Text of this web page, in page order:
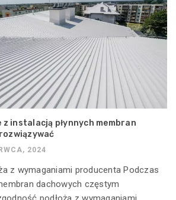
z instalacją płynnych membran
2024
z wymaganiami producenta Podczas
dachowych częstym